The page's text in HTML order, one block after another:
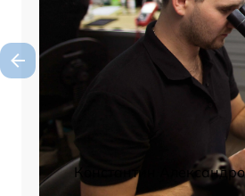
Константин